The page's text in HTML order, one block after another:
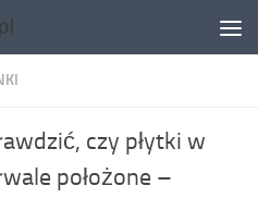
czy płytki w
położone –